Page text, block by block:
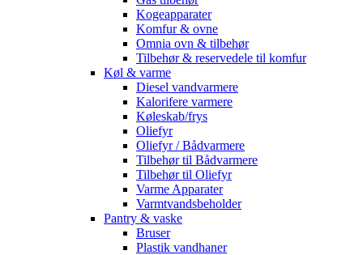
Kogeapparater
Komfur & ovne
Omnia ovn & tilbehør
Tilbehør & reservedele til komfur
Køl & varme
Diesel vandvarmere
Kalorifere varmere
Køleskab/frys
Oliefyr
Oliefyr / Bådvarmere
Tilbehør til Bådvarmere
Tilbehør til Oliefyr
Varme Apparater
Varmtvandsbeholder
Pantry & vaske
Bruser
Plastik vandhaner